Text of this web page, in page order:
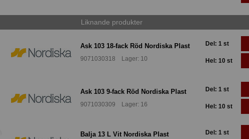
Liknande produkter
Ask 103 18-fack Röd Nordiska Plast
9071030318 Lager: 10
Del: 1 st
Hel: 10 st
Ask 103 9-fack Röd Nordiska Plast
9071030309 Lager: 16
Del: 1 st
Hel: 10 st
Balja 13 L Vit Nordiska Plast Del: 1 st